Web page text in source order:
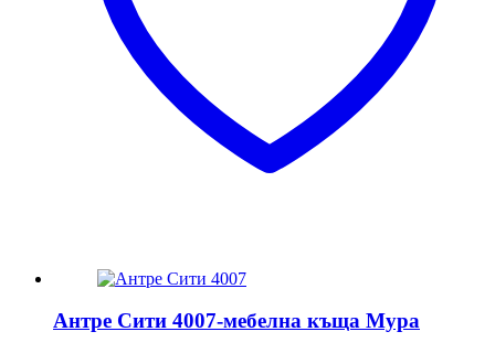
Антре Сити 4007-мебелна къща Мура